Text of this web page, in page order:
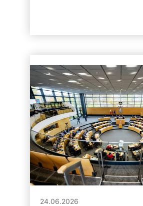
24.06.2026